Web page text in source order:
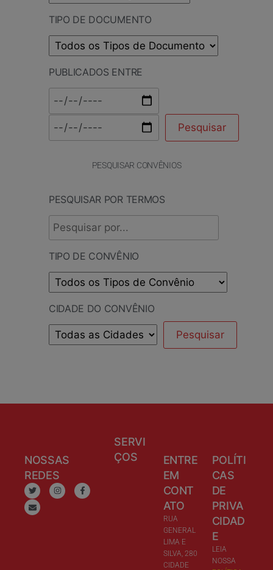
TIPO DE DOCUMENTO
PUBLICADOS ENTRE
PESQUISAR CONVÊNIOS
PESQUISAR POR TERMOS
TIPO DE CONVÊNIO
CIDADE DO CONVÊNIO
NOSSAS
REDES
SERVI
ÇOS
ENTRE
EM
CONT
ATO
RUA
GENERAL
LIMA E
SILVA, 280
CIDADE
POLÍTI
CAS
DE
PRIVA
CIDAD
E
LEIA
NOSSA